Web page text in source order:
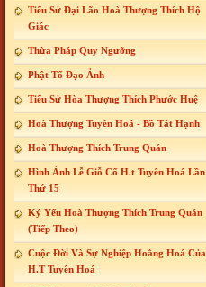
Tiểu Sử Đại Lão Hoà Thượng Thích Hộ
Giác
Thừa Pháp Quy Ngưỡng
Phật Tổ Đạo Ảnh
Tiểu Sử Hòa Thượng Thích Phước Huệ
Hoà Thượng Tuyên Hoá - Bồ Tát Hạnh
Hoà Thượng Thích Trung Quán
Hình Ảnh Lễ Giỗ Cố H.t Tuyên Hoá Lần
Thứ 15
Ký Yếu Hoà Thượng Thích Trung Quán
(Tiếp Theo)
Cuộc Đời Và Sự Nghiệp Hoằng Hoá Của
H.T Tuyên Hoá